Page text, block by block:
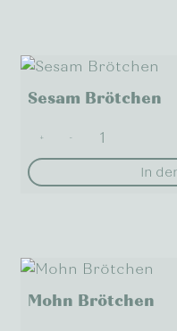
Sesam Brötchen
+ -
In
Mohn Brötchen